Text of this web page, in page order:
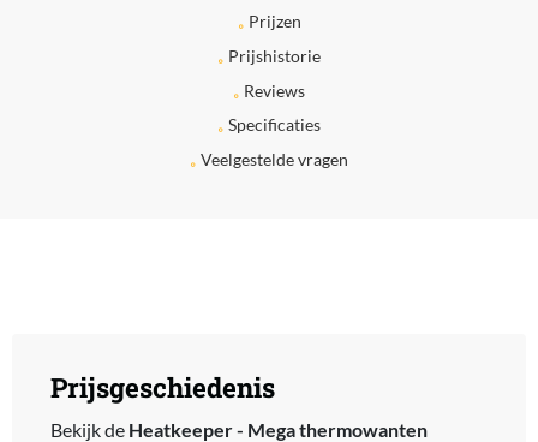
Prijzen
Prijshistorie
Reviews
Specificaties
Veelgestelde vragen
Prijsgeschiedenis
Bekijk de Heatkeeper - Mega thermowanten